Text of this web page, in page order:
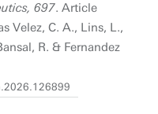
697. Article
Velez, C. A., Lins, L.,
R. & Fernandez